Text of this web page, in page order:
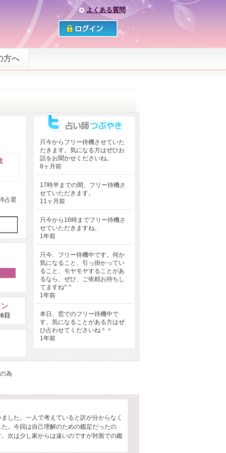
よくある質問
方へ
占星
日
只今からフリー待機させていた
だきます。気になる方はぜひお
話をお聞かせくださいね。
8ヶ月前
17時半までの間、フリー待機さ
せていただきます。
11ヶ月前
只今から16時までフリー待機さ
せていただきますね。
1年前
只今、フリー待機中です。何か
気になること、引っ掛かってい
ること、モヤモヤすることがあ
るなら、ぜひ、ご依頼お待ちし
てますね^ ^
1年前
本日、窓でのフリー待機中で
す。気になることがある方はぜ
ひ占わせてくださいね＾＾
1年前
為
した。一人で考えていると訳が分からなく
。今回は自己理解のための鑑定だったの
次は少し家からは遠いのですが対面での鑑